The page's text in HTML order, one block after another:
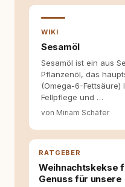
entsteht echte
Wissen ersetzt
und der
Tierschutz
Hund versteht,
für ein
WIKI
Sesamöl
Sesamöl ist ein aus
Pflanzenöl, das
(Omega-6-
Fellpflege und …
von Miriam Schäfer
RATGEBER
Weihnachtskekse
Genuss für unsere